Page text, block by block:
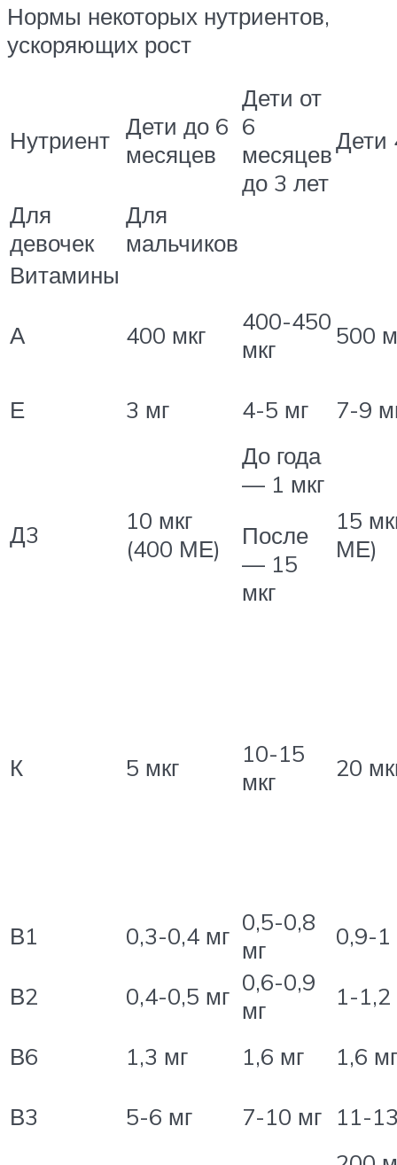
Нормы некоторых нутриентов,
ускоряющих рост
Нутриент Дети до 6
месяцев
Дети от
6
месяцев
до 3 лет
Дети
Для
девочек
Для
мальчиков
Витамины
А 400 мкг
400-450
мкг
500
Е 3 мг 4-5 мг 7-9
Д3
10 мкг
(400 МЕ)
До года
— 1 мкг
После
— 15
мкг
15
МЕ)
К 5 мкг
10-15
мкг
20
В1 0,3-0,4 мг 0,5-0,8
мг
0,9-1
В2 0,4-0,5 мг 0,6-0,9
мг
1-1,2
В6 1,3 мг 1,6 мг 1,6 мг
В3 5-6 мг 7-10 мг 11-